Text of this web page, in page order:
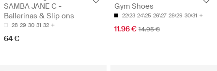
SAMBA JANE C -
Ballerinas & Slip ons
28 29 30 31 32
64 €
Gym Shoes
22\23 24\25 26\27 28\29 30\31
11.96 € 14.95 €